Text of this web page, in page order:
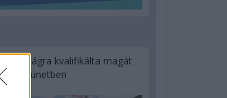
kvalifikálta magát
szünetben